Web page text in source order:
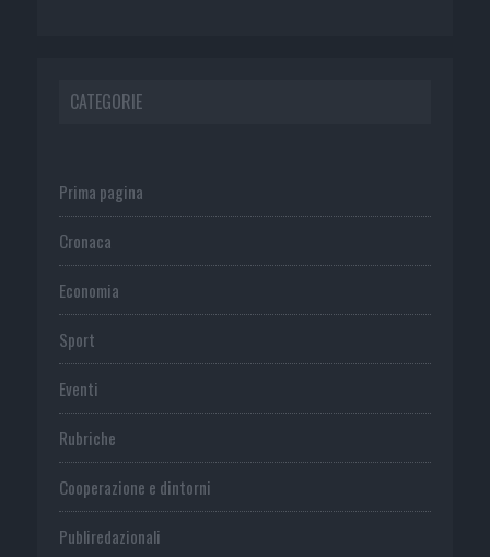
CATEGORIE
Prima pagina
Cronaca
Economia
Sport
Eventi
Rubriche
Cooperazione e dintorni
Publiredazionali